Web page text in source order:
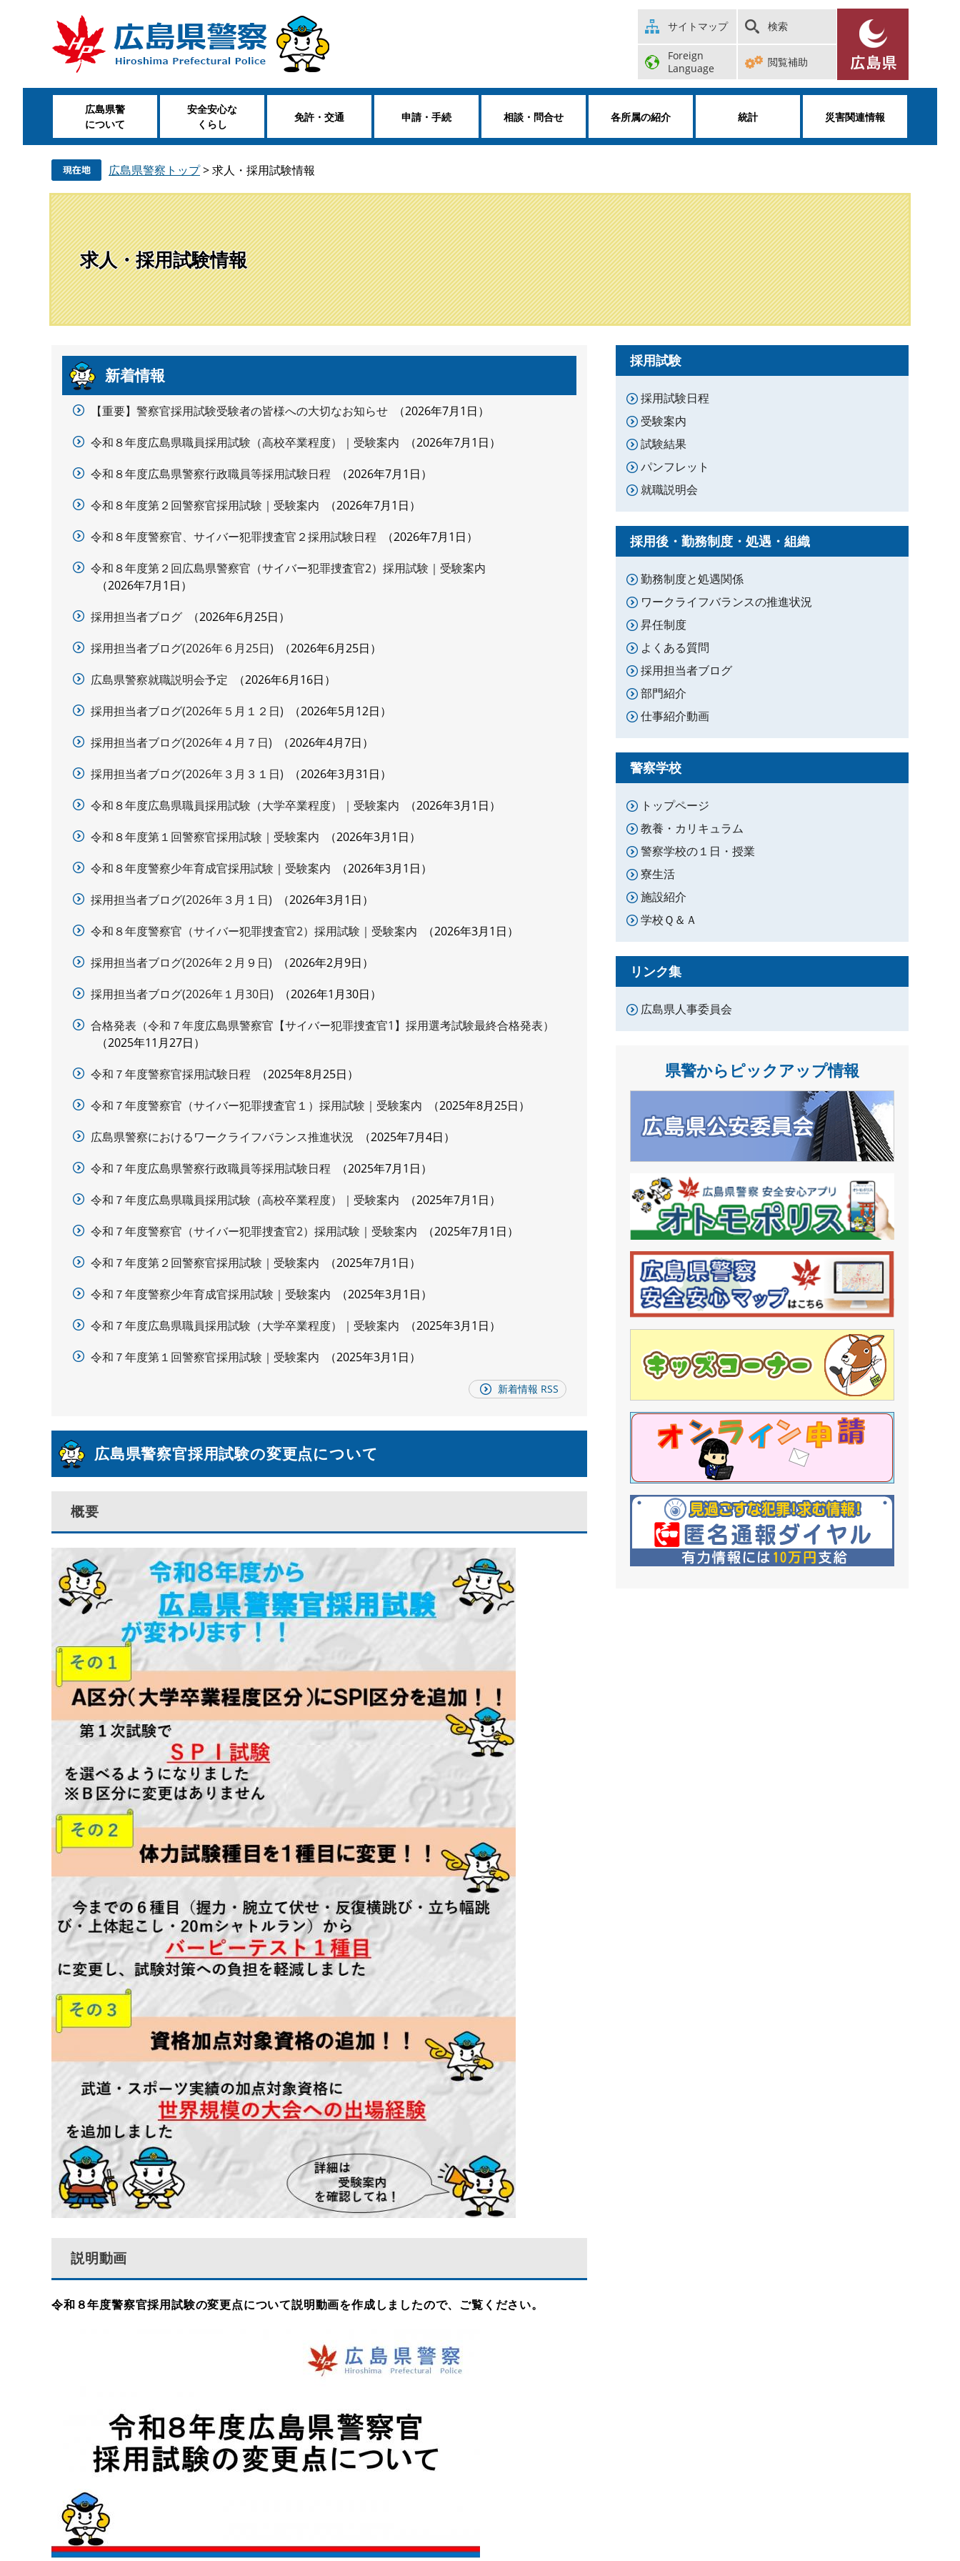
。
て
サイトマップ 検索
Foreign
Language
閲覧補助
広島県警
について
安全安心な
くらし
免許・交通 申請・手続 相談・問合せ 各所属の紹介 統計 災害関連情報
広島県警察トップ>求人・採用試験情報
求人・採用試験情報
新着情報
【重要】警察官採用試験受験者の皆様への大切なお知らせ
2026年7月1日
令和８年度広島県職員採用試験（高校卒業程度）｜受験案内
2026年7月1日
令和８年度広島県警察行政職員等採用試験日程
2026年7月1日
令和８年度第２回警察官採用試験｜受験案内
2026年7月1日
令和８年度警察官、サイバー犯罪捜査官２採用試験日程
2026年7月1日
令和８年度第２回広島県警察官（サイバー犯罪捜査官2）採用試験｜受験案内
2026年7月1日
採用担当者ブログ
2026年6月25日
採用担当者ブログ(2026年６月25日)
2026年6月25日
広島県警察就職説明会予定
2026年6月16日
採用担当者ブログ(2026年５月１２日)
2026年5月12日
採用担当者ブログ(2026年４月７日)
2026年4月7日
採用担当者ブログ(2026年３月３１日)
2026年3月31日
令和８年度広島県職員採用試験（大学卒業程度）｜受験案内
2026年3月1日
令和８年度第１回警察官採用試験｜受験案内
2026年3月1日
令和８年度警察少年育成官採用試験｜受験案内
2026年3月1日
採用担当者ブログ(2026年３月１日)
2026年3月1日
令和８年度警察官（サイバー犯罪捜査官2）採用試験｜受験案内
2026年3月1日
採用担当者ブログ(2026年２月９日)
2026年2月9日
採用担当者ブログ(2026年１月30日)
2026年1月30日
合格発表（令和７年度広島県警察官【サイバー犯罪捜査官1】採用選考試験最終合格発表）
2025年11月27日
令和７年度警察官採用試験日程
2025年8月25日
令和７年度警察官（サイバー犯罪捜査官１）採用試験｜受験案内
2025年8月25日
広島県警察におけるワークライフバランス推進状況
2025年7月4日
令和７年度広島県警察行政職員等採用試験日程
2025年7月1日
令和７年度広島県職員採用試験（高校卒業程度）｜受験案内
2025年7月1日
令和７年度警察官（サイバー犯罪捜査官2）採用試験｜受験案内
2025年7月1日
令和７年度第２回警察官採用試験｜受験案内
2025年7月1日
令和７年度警察少年育成官採用試験｜受験案内
2025年3月1日
令和７年度広島県職員採用試験（大学卒業程度）｜受験案内
2025年3月1日
令和７年度第１回警察官採用試験｜受験案内
2025年3月1日
新着情報 RSS
広島県警察官採用試験の変更点について
概要
説明動画
令和８年度警察官採用試験の変更点について説明動画を作成しましたので、ご覧ください。
採用試験
採用試験日程
受験案内
試験結果
パンフレット
就職説明会
採用後・勤務制度・処遇・組織
勤務制度と処遇関係
ワークライフバランスの推進状況
昇任制度
よくある質問
採用担当者ブログ
部門紹介
仕事紹介動画
警察学校
トップページ
教養・カリキュラム
警察学校の１日・授業
寮生活
施設紹介
学校Ｑ＆Ａ
リンク集
広島県人事委員会
県警からピックアップ情報